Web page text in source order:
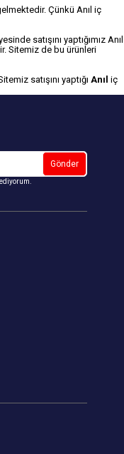
Çünkü Anıl iç
satışını yaptığımız Anıl
Sitemiz de bu ürünleri
satışını yaptığı Anıl iç
Gönder